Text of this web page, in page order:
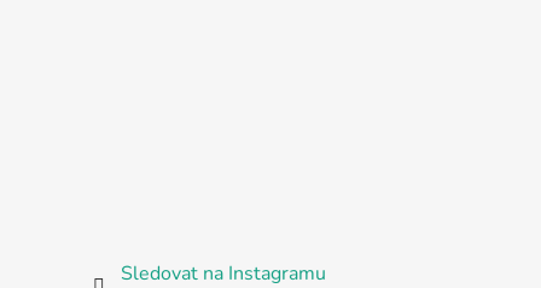
Sledovat na Instagramu